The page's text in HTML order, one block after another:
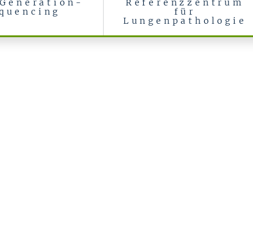
Referenzzentrum
für
Lungenpathologie